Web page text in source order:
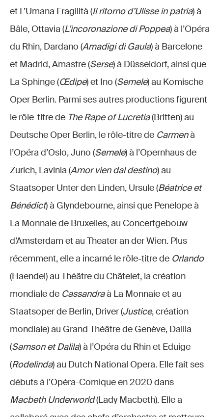
et L’Umana Fragilità (Il ritorno d’Ulisse in patria) à
Bâle, Ottavia (L’incoronazione di Poppea) à l’Opéra
du Rhin, Dardano (Amadigi di Gaula) à Barcelone
et Madrid, Amastre (Serse) à Düsseldorf, ainsi que
La Sphinge (Œdipe) et Ino (Semele) au Komische
Oper Berlin. Parmi ses autres productions figurent
le rôle-titre de The Rape of Lucretia(Britten) au
Deutsche Oper Berlin, le rôle-titre de Carmenà
l’Opéra d’Oslo, Juno (Semele) à l’Opernhaus de
Zurich, Lavinia (Amor vien dal destino) au
Staatsoper Unter den Linden, Ursule (Béatrice et
Bénédict) à Glyndebourne, ainsi que Penelope à
La Monnaie de Bruxelles, au Concertgebouw
d’Amsterdam et au Theater an der Wien. Plus
récemment, elle a incarné le rôle-titre de Orlando
(Haendel) au Théâtre du Châtelet, la création
mondiale de Cassandraà La Monnaie et au
Staatsoper de Berlin, Driver (Justice, création
mondiale) au Grand Théâtre de Genève, Dalila
(Samson et Dalila) à l’Opéra du Rhin et Eduige
(Rodelinda) au Dutch National Opera. Elle fait ses
débuts à l’Opéra-Comique en 2020 dans
Macbeth Underworld(Lady Macbeth). Elle a